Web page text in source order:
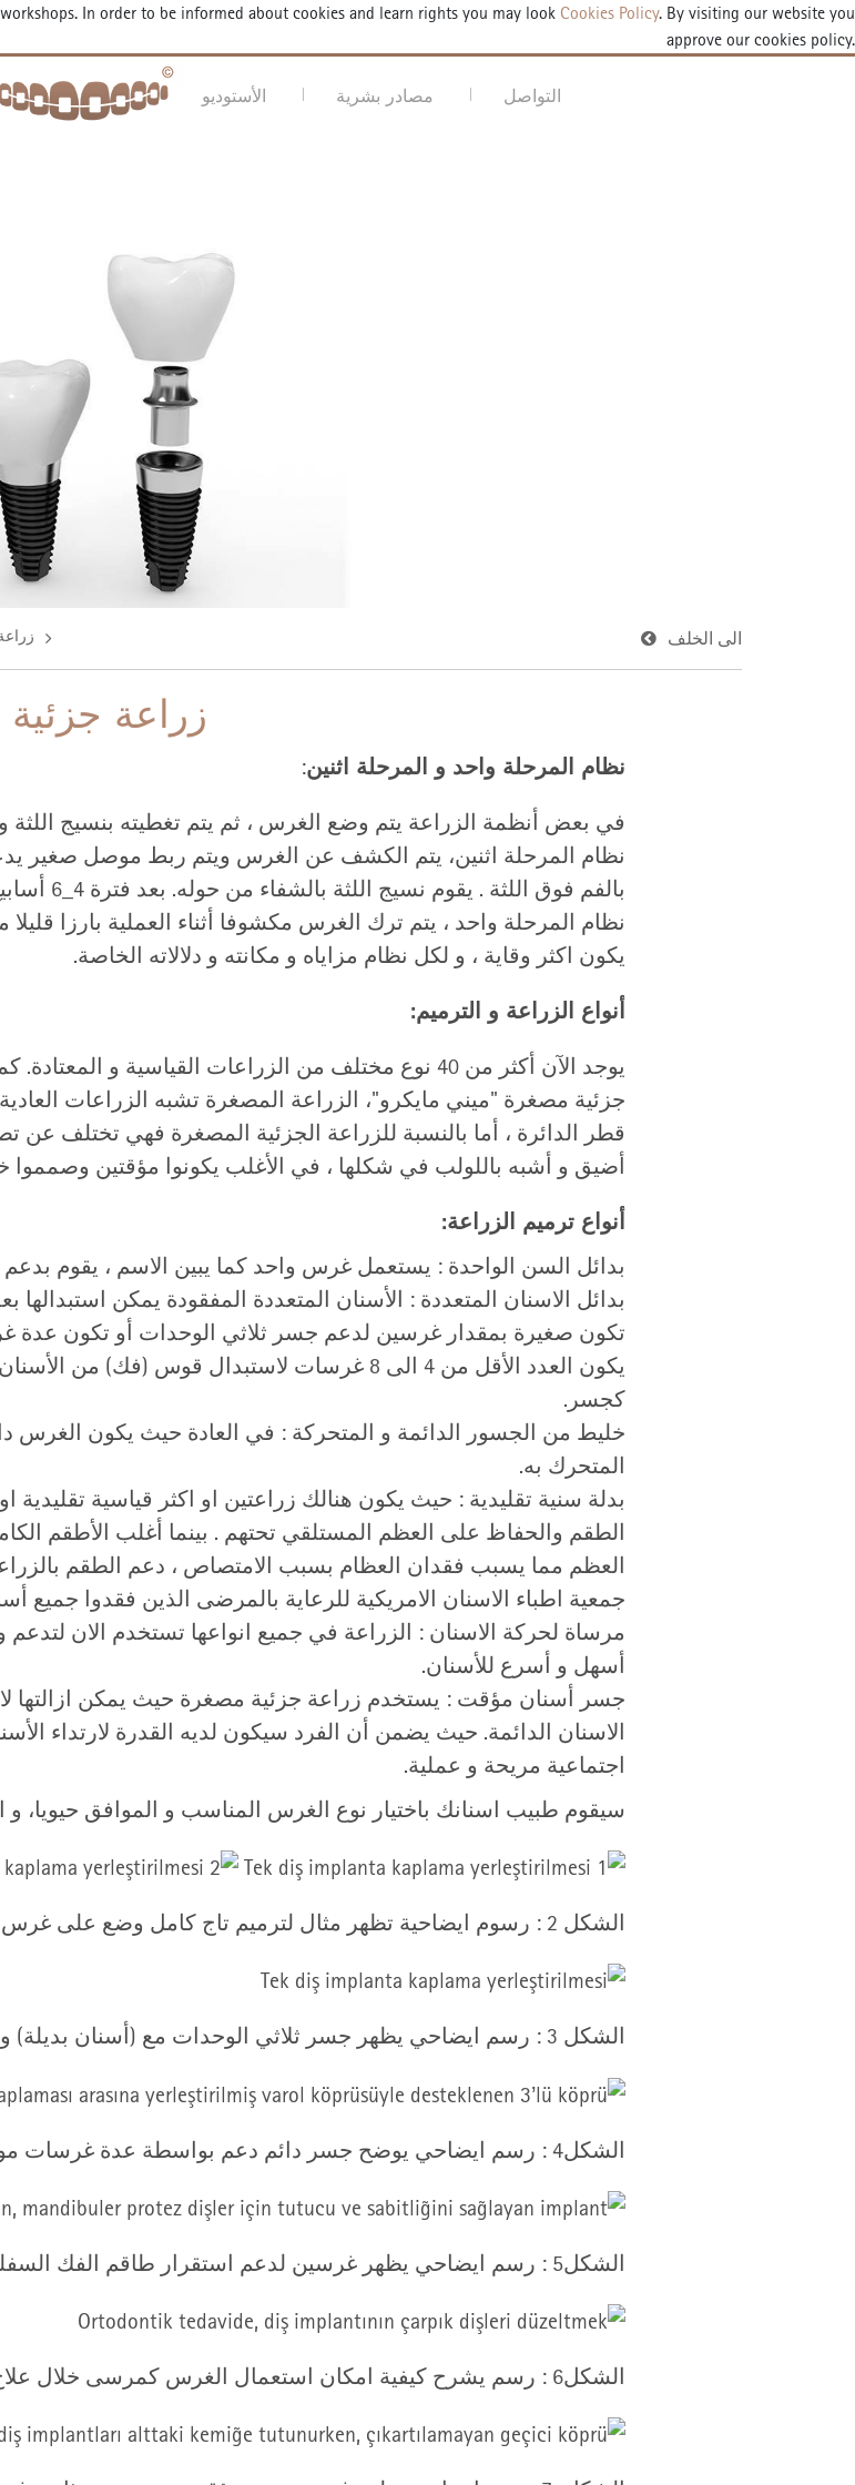
In order to be informed about cookies and learn rights you may look Cookies Policy. By visiting our website you
approve our cookies policy.
إستمارة الموعد الأستوديو مصادر بشرية التواصل
الى الخلف
زراعة جزئية
نظام المرحلة واحد و المرحلة اثنين:
في بعض أنظمة الزراعة يتم وضع الغرس ، ثم يتم تغطيته بنسيج اللثة
نظام المرحلة اثنين، يتم الكشف عن الغرس ويتم ربط موصل صغير
بالفم
نظام المرحلة واحد ، يتم ترك الغرس مكشوفا أثناء العملية بارزا
يكون اكثر وقاية ، و لكل نظام مزاياه و مكانته و دلالاته الخاصة.
أنواع الزراعة و الترميم:
يوجد الآن أكثر من 40 نوع مختلف من الزراعات القياسية و
جزئية مصغرة "ميني مايكرو"، الزراعة المصغرة تشبه الزراعات
قطر الدائرة ، أما بالنسبة للزراعة الجزئية المصغرة فهي تختلف عن
أضيق و أشبه باللولب في شكلها ، في الأغلب يكونوا مؤقتين وصمموا
أنواع ترميم الزراعة:
بدائل السن الواحدة : يستعمل غرس واحد كما يبين الاسم ، يقوم بدعم
بدائل الاسنان المتعددة : الأسنان المتعددة المفقودة يمكن
تكون صغيرة بمقدار غرسين لدعم جسر ثلاثي الوحدات أو تكون عدة
كجسر.
خليط من الجسور الدائمة و المتحركة : في العادة حيث يكون الغرس
المتحرك به.
بدلة سنية تقليدية : حيث يكون هنالك زراعتين او اكثر قياسية
الطقم والحفاظ على العظم المستلقي تحتهم . بينما أغلب الأطقم
العظم مما يسبب فقدان العظام بسبب الامتصاص ، دعم الطقم
جمعية اطباء الاسنان الامريكية للرعاية بالمرضى الذين فقدوا جميع
مرساة لحركة الاسنان : الزراعة في جميع انواعها تستخدم الان
أسهل و أسرع للأسنان.
جسر أسنان مؤقت : يستخدم زراعة جزئية مصغرة حيث يمكن ازالتها
الاسنان الدائمة. حيث يضمن أن الفرد سيكون لديه القدرة لارتداء
اجتماعية مريحة و عملية.
سيقوم طبيب اسنانك باختيار نوع الغرس المناسب و الموافق حيويا، و
الشكل 2 : رسوم ايضاحية تظهر مثال لترميم تاج كامل وضع على غرس فردي
الشكل 3 : رسم ايضاحي يظهر جسر ثلاثي الوحدات مع (أسنان بديلة) وقد وضعت على غرسين
الشكل4 : رسم ايضاحي يوضح جسر دائم دعم بواسطة عدة غرسات موصولة بطاقم جزئي قابل للنقل.
الشكل5 : رسم ايضاحي يظهر غرسين لدعم استقرار طاقم الفك السفلي و حماية العظم من تحته.
الشكل6 : رسم يشرح كيفية امكان استعمال الغرس كمرسى خلال علاج تقويم الأسنان لتقويم الأسنان المائلة.